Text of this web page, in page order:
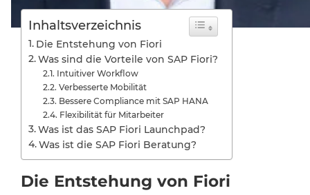
Inhaltsverzeichnis
Die Entstehung von Fiori
Was sind die Vorteile von SAP Fiori?
Intuitiver Workflow
Verbesserte Mobilität
Bessere Compliance mit SAP HANA
Flexibilität für Mitarbeiter
Was ist das SAP Fiori Launchpad?
Was ist die SAP Fiori Beratung?
Die Entstehung von Fiori